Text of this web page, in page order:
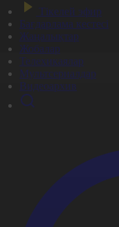
Тікелей эфир
Бағдарлама кестесі
Жаңалықтар
Жобалар
Телехикаялар
Мультсериалдар
Видеоархив